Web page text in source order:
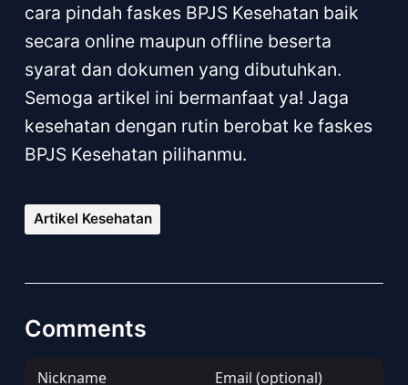
cara pindah faskes BPJS Kesehatan baik
secara online maupun offline beserta
syarat dan dokumen yang dibutuhkan.
Semoga artikel ini bermanfaat ya! Jaga
kesehatan dengan rutin berobat ke faskes
BPJS Kesehatan pilihanmu.
Artikel Kesehatan
Comments